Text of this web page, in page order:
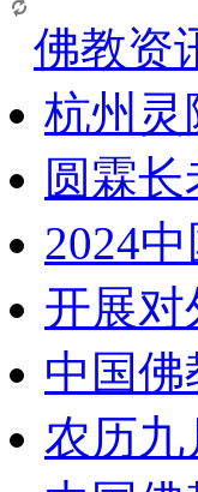
佛教资
杭州灵
圆霖
2024
开展
中国
农历九